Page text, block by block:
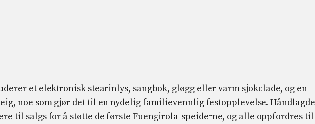
et elektronisk stearinlys, sangbok, gløgg eller varm sjokolade, og en
noe som gjør det til en nydelig familievennlig festopplevelse. Håndlagde
til salgs for å støtte de første Fuengirola-speiderne, og alle oppfordres til